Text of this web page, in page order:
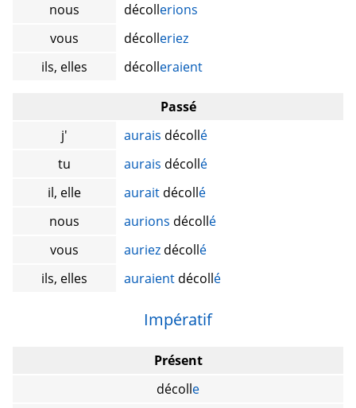
nous
décollerions
vous
décolleriez
ils, elles
décolleraient
Passé
j'
aurais décollé
tu
aurais décollé
il, elle
aurait décollé
nous
aurions décollé
vous
auriez décollé
ils, elles
auraient décollé
Impératif
Présent
décolle